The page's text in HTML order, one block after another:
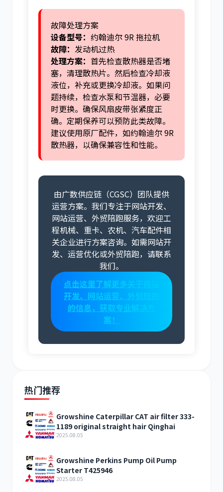
故障处理方案
设备型号： 约翰迪尔 9R 拖拉机
故障： 发动机过热
处理方案： 首先检查散热器是否堵
塞，清理散热片。然后检查冷却液
液位，补充或更换冷却液。如果问
题持续，检查水泵和节温器，必要
时更换。确保风扇皮带张紧度正
确。定期保养可以预防此类故障。
建议使用原厂配件，如约翰迪尔 9R
散热器，以确保兼容性和性能。
由广数供应链（CGSC）团队提供
运营方案。我们专注于网站开发、
网站运营、外贸陪跑服务，欢迎工
程机械、重卡、农机、汽车配件相
关企业进行方案咨询。如需网站开
发、运营优化或外贸陪跑，请联系
我们。
点击这里了解更多关于网站
开发、网站运营、外贸陪跑
的信息，获取专业解决方
案！
热门推荐
Growshine Caterpillar CAT air filter 333-
1189 original straight hair Qinghai
2025.08.05
Growshine Perkins Pump Oil Pump
Starter T425946
2025.08.05